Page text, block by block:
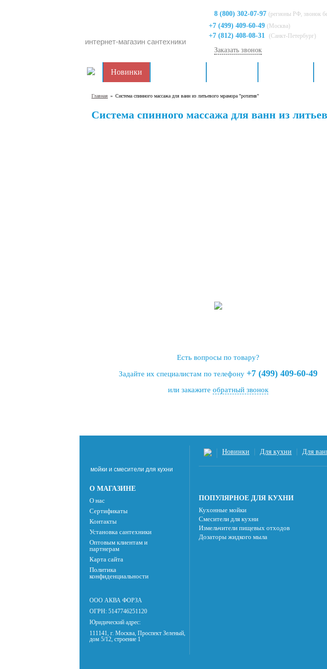
интернет-магазин сантехники
8 (800) 302-07-97 (регионы РФ, звонок
+7 (499) 409-60-49 (Москва)
+7 (812) 408-08-31 (Санкт-Петербург)
Заказать звонок
Новинки
Главная » Система спинного массажа для ванн из литьевого мрамора "ротатив"
Система спинного массажа для ванн из
Есть вопросы по товару?
Задайте их специалистам по телефону +7 (499) 409-60-49
или закажите обратный звонок
мойки и смесители для кухни
О МАГАЗИНЕ
О нас
Сертификаты
Контакты
Установка сантехники
Оптовым клиентам и
партнерам
Карта сайта
Политика
конфиденциальности
ООО АКВА ФОРЗА
ОГРН: 5147746251120
Юридический адрес:
111141, г. Москва, Проспект Зеленый,
дом 5/12, строение 1
Новинки Для кухни Для
ПОПУЛЯРНОЕ ДЛЯ КУХНИ
Кухонные мойки
Смесители для кухни
Измельчители пищевых отходов
Дозаторы жидкого мыла